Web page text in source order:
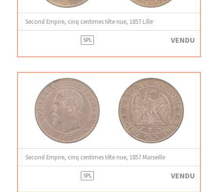
Second Empire, cinq centimes tête nue, 1857 Lille
SPL VENDU
Second Empire, cinq centimes tête nue, 1857 Marseille
SPL VENDU